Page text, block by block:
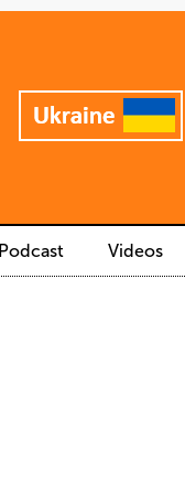
Podcast Videos